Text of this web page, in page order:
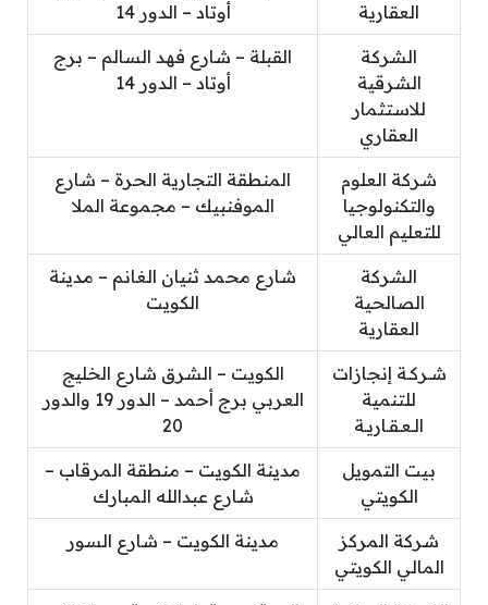
العقارية
أوتاد – الدور 14
الشركة
الشرقية
للاستثمار
العقاري
القبلة – شارع فهد السالم – برج
أوتاد – الدور 14
شركة العلوم
والتكنولوجيا
للتعليم العالي
المنطقة التجارية الحرة – شارع
الموفنبيك – مجموعة الملا
الشركة
الصالحية
العقارية
شارع محمد ثنيان الغانم – مدينة
الكويت
شـركـة إنجازات
للتنمية
الـعـقـاريـة
الكويت – الشرق شارع الخليج
العربي برج أحمد – الدور 19 والدور
20
بيت التمويل
الكويتي
مدينة الكويت – منطقة المرقاب –
شارع عبدالله المبارك
شركة المركز
المالي الكويتي
مدينة الكويت – شارع السور